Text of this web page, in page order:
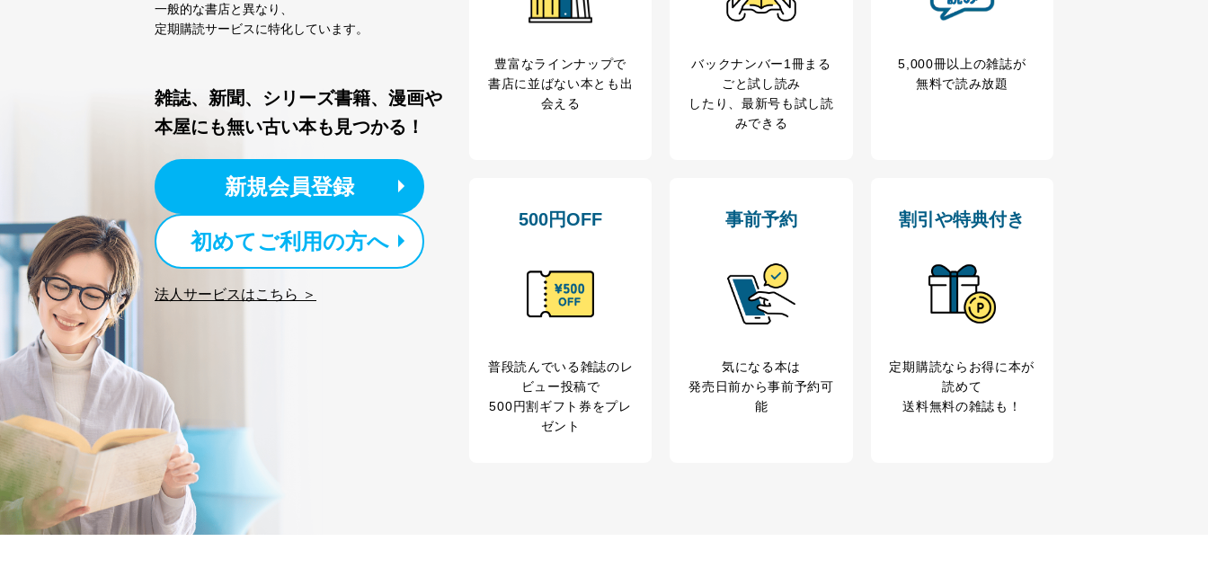
一般的な書店と異なり、
定期購読サービスに特化しています。
雑誌、新聞、シリーズ書籍、漫画や
本屋にも無い古い本も見つかる！
新規会員登録
初めてご利用の方へ
法人サービスはこちら ＞
豊富なラインナップで
書店に並ばない本とも出
会える
バックナンバー1冊まる
ごと試し読み
したり、最新号も試し読
みできる
5,000冊以上の雑誌が
無料で読み放題
500円OFF
普段読んでいる雑誌のレ
ビュー投稿で
500円割ギフト券をプレ
ゼント
事前予約
気になる本は
発売日前から事前予約可
能
割引や特典付き
定期購読なら お得に本が
読めて
送料無料の雑誌も！